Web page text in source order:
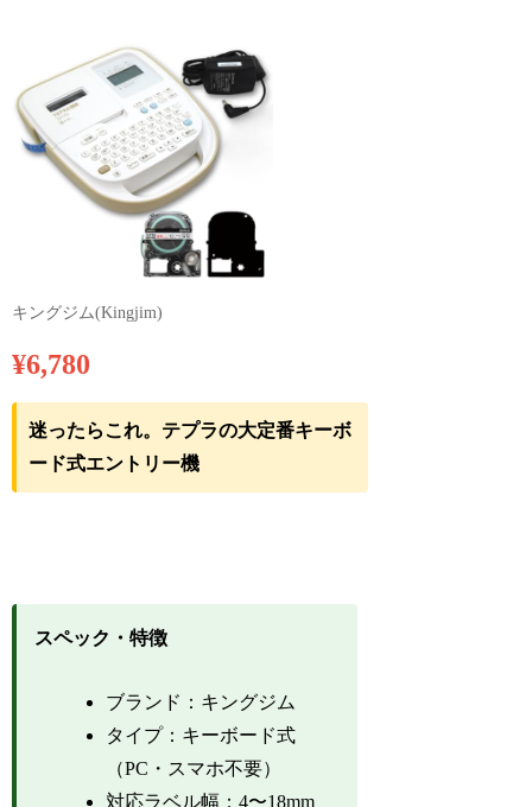
キングジム(Kingjim)
¥6,780
迷ったらこれ。テプラの大定番キーボ
ード式エントリー機
スペック・特徴
ブランド：キングジム
タイプ：キーボード式
（PC・スマホ不要）
対応ラベル幅：4〜18mm